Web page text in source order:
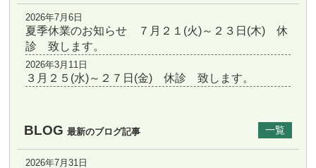
2026年7月6日
夏季休業のお知らせ ７月２１(火)～２３日(木) 休
診 致します。
2026年3月11日
３月２５(水)～２７日(金) 休診 致します。
BLOG 最新のブログ記事 一覧
2026年7月31日